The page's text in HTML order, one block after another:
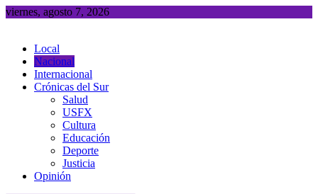
Saltar
viernes, agosto 7, 2026
Local
Nacional
Internacional
Crónicas del Sur
Salud
USFX
Cultura
Educación
Deporte
Justicia
Opinión